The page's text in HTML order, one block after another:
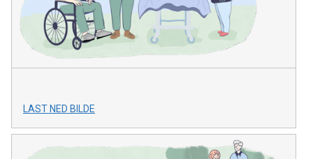
LAST NED BILDE